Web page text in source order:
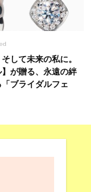
して未来の私に。
】が贈る、永遠の絆
ブライダルフェ